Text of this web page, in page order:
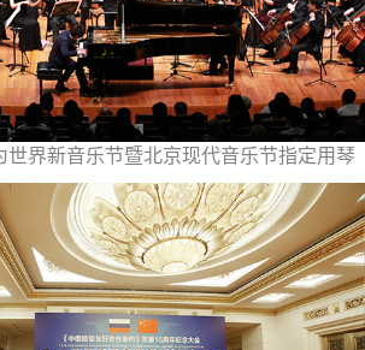
世界新音乐节暨北京现代音乐节指定用琴